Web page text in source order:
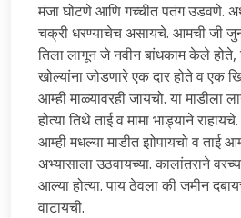
मंजा घोटणे आणि गच्चीत पतंग उडवणे.
चक्री धरण्याचेच असायचे. आमची जी जुनी
तिला लागून जे नवीन बांधकाम केले होते,
खोल्यांना जोडणारे एक दार होते व एक
आम्ही माळ्यावरही जायचो. या माडीला
होत्या तिथे ताई व मामा भाड्याने
आम्ही मधल्या माडीत झोपायचो व ताई
अभ्यासाला उठवायच्या. कालांतराने
आल्या होत्या. पाय ठेवला की जमीन
वाटायची.